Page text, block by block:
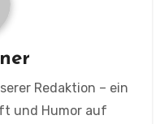
Redaktion – ein
und Humor auf